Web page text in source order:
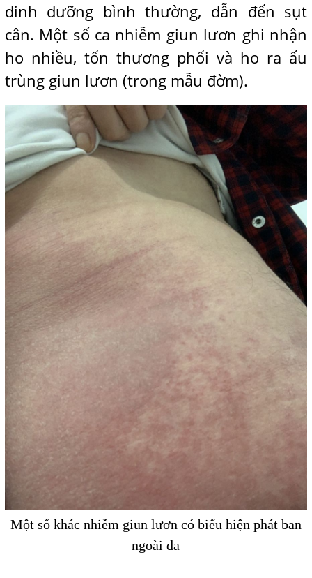
dinh dưỡng bình thường, dẫn đến sụt
cân. Một số ca nhiễm giun lươn ghi nhận
ho nhiều, tổn thương phổi và ho ra ấu
trùng giun lươn (trong mẫu đờm).
Một số khác nhiễm giun lươn có biểu hiện phát ban
ngoài da